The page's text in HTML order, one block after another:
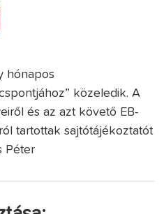
hónapos
közeledik. A
és az azt követő EB-
tartottak sajtótájékoztatót
Péter